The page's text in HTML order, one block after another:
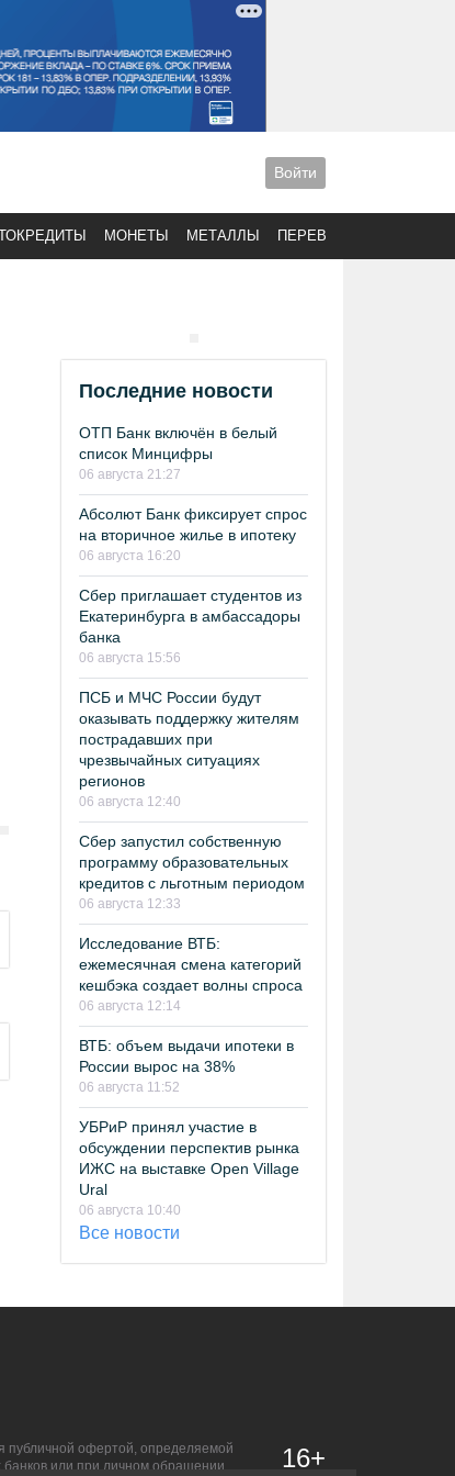
Войти
МОНЕТЫ МЕТАЛЛЫ ПЕРЕВОДЫ
Последние новости
ОТП Банк включён в белый
список Минцифры
06 августа 21:27
Абсолют Банк фиксирует спрос
на вторичное жилье в ипотеку
06 августа 16:20
Сбер приглашает студентов из
Екатеринбурга в амбассадоры
банка
06 августа 15:56
ПСБ и МЧС России будут
оказывать поддержку жителям
пострадавших при
чрезвычайных ситуациях
регионов
06 августа 12:40
Сбер запустил собственную
программу образовательных
кредитов с льготным периодом
06 августа 12:33
Исследование ВТБ:
ежемесячная смена категорий
кешбэка создает волны спроса
06 августа 12:14
ВТБ: объем выдачи ипотеки в
России вырос на 38%
06 августа 11:52
УБРиР принял участие в
обсуждении перспектив рынка
ИЖС на выставке Open Village
Ural
06 августа 10:40
Все новости
публичной офертой, определяемой
или при личном обращении.
16+